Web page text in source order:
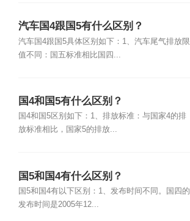
汽车国4跟国5有什么区别？
汽车国4跟国5具体区别如下：1、汽车尾气排放限
值不同：国五标准相比国四...
国4和国5有什么区别？
国4和国5区别如下：1、排放标准：与国家4的排
放标准相比，国家5的排放...
国5和国4有什么区别？
国5和国4有以下区别：1、发布时间不同。国四的
发布时间是2005年12...